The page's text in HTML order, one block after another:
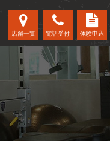
店舗一覧 電話受付 体験申込